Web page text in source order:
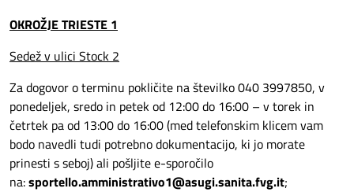
OKROŽJE TRIESTE 1
Sedež v ulici Stock 2
Za dogovor o terminu pokličite na številko 040 3997850, v
ponedeljek, sredo in petek od 12:00 do 16:00 – v torek in
četrtek pa od 13:00 do 16:00 (med telefonskim klicem vam
bodo navedli tudi potrebno dokumentacijo, ki jo morate
prinesti s seboj) ali pošljite e-sporočilo
na:sportello.amministrativo1@asugi.sanita.fvg.it;